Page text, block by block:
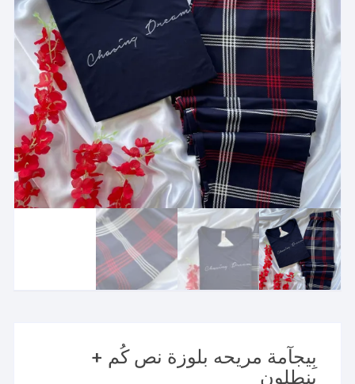
بِيجآمة مريحه بلوزة نص كُم +
بنطلون